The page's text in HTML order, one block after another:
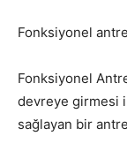
Fonksiyonel
Fonksiyonel
devreye girmesi
sağlayan bir